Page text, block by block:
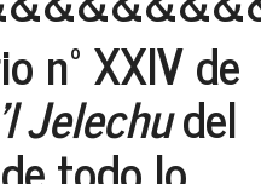
nº XXIV de
Jelechudel